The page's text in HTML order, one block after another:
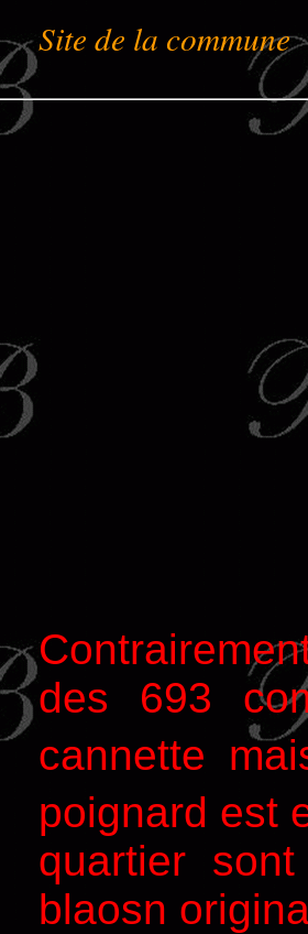
Site de la commune
des 693
cannette
poignard est
quartier
blaosn